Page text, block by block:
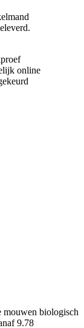
online